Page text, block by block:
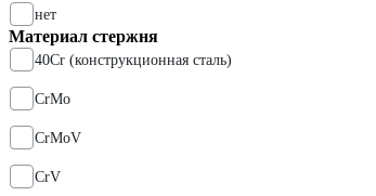
нет
Материал стержня
40Cr (конструкционная сталь)
CrMo
CrMoV
CrV